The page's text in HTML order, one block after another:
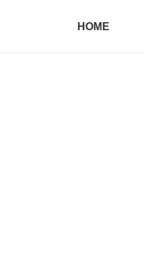
HOME